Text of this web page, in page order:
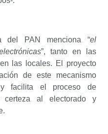
del PAN menciona “el
”, tanto en las
las locales. El proyecto
de este mecanismo
y facilita el proceso de
certeza al electorado y